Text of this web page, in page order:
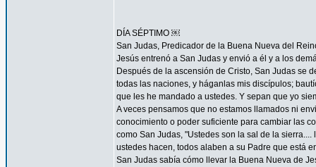
DÍA SÉPTIMO ￼
San Judas, Predicador de la Buena Nueva del
Jesús entrenó a San Judas y envió a él y a los
Después de la ascensión de Cristo, San Judas se
todas las naciones, y háganlas mis discípulos;
que les he mandado a ustedes. Y sepan que yo
A veces pensamos que no estamos llamados ni
conocimiento o poder suficiente para cambiar las
como San Judas, "Ustedes son la sal de la
ustedes hacen, todos alaben a su Padre que está
San Judas sabía cómo llevar la Buena Nueva de